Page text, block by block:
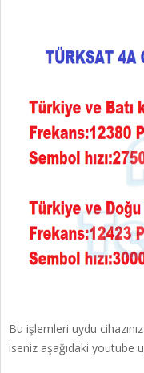
Bu işlemleri uydu
iseniz aşağıdaki youtube